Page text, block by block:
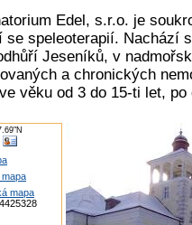
Edel, s.r.o. je
se speleoterapií. Nachází
Jeseníků, v
a chronických
věku od 3 do 15-ti let, po
mapa